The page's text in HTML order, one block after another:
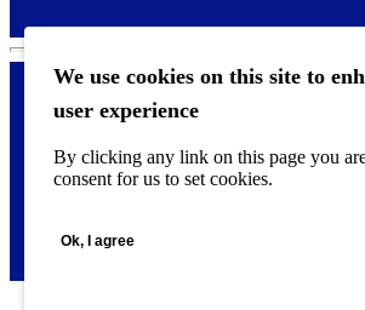
We use cookies on this site to
user experience
By clicking any link on this page you
consent for us to set cookies.
Ok, I agree
o
Pravne i tzv. Cookie